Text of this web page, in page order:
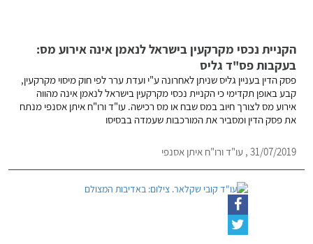
הקניית נכסי מקרקעין בישראל לנאמן אינה אירוע מס:
בעקבות פס"ד גליס
פסק הדין בעניין גליס שניתן לאחרונה ע"י ועדת ערר לפי חוק מיסוי מקרקעין,
קבע באופן תקדימי כי הקניית נכסי מקרקעין בישראל לנאמן אינה מהווה
אירוע מס לצורך חיוב במס שבח או מס רכישה. עו"ד ורו"ח איתן אסנפי מנתח
את פסק הדין ומסביר את המורכבות שעמדה בבסיסו
31/07/2019 , עו"ד ורו"ח איתן אסנפי